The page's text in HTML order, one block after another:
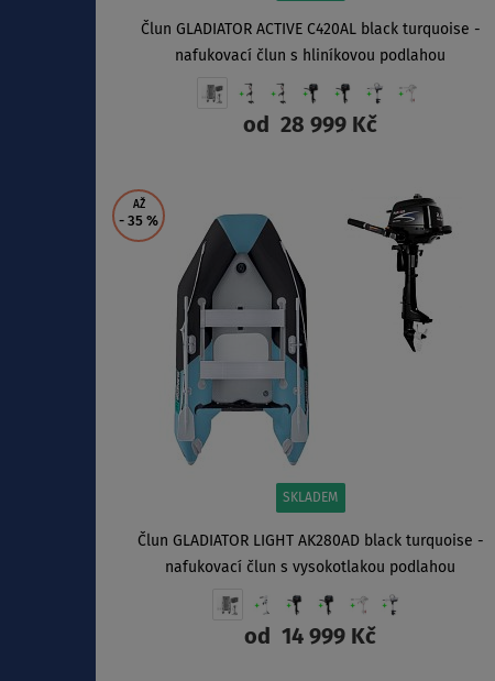
Člun GLADIATOR ACTIVE C420AL black turquoise -
nafukovací člun s hliníkovou podlahou
od 28 999 Kč
AŽ
- 35 %
SKLADEM
Člun GLADIATOR LIGHT AK280AD black turquoise -
nafukovací člun s vysokotlakou podlahou
od 14 999 Kč